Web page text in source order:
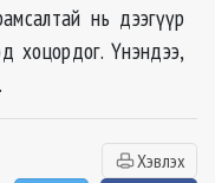
нь дээгүүр
хоцордог. Үнэндээ,
Хэвлэх